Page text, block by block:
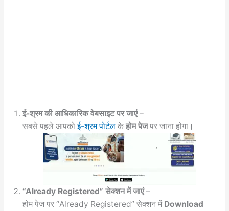
ई-श्रम की आधिकारिक वेबसाइट पर जाएं–
सबसे पहले आपको ई-श्रम पोर्टलके होम पेजपर जाना होगा।
“Already Registered” सेक्शन में जाएं–
होम पेज पर “Already Registered” सेक्शन में Download